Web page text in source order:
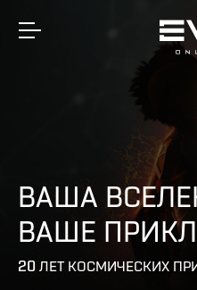
ВАША
ВАШЕ
20 ЛЕТ КОСМИЧЕСКИХ